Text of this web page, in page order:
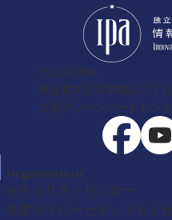
〒113-6591
東京都文京区本駒込二丁
文京グリーンコートセン
organization
セキュリティセンター
産業サイバーセキュリティ